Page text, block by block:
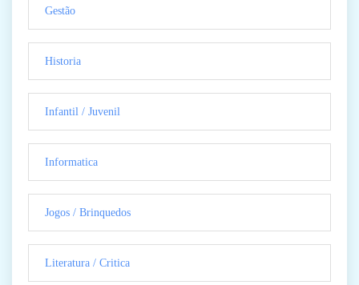
Gestão
Historia
Infantil / Juvenil
Informatica
Jogos / Brinquedos
Literatura / Critica